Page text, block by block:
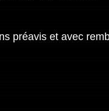
préavis et avec